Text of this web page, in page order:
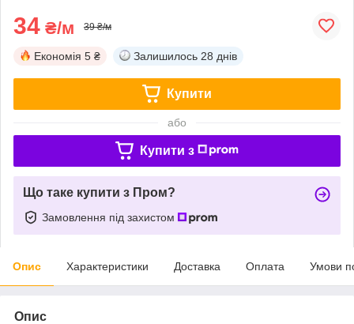
34 ₴/м 39 ₴/м
Економія 5 ₴ Залишилось 28 днів
Купити
або
Купити з
Що таке купити з Пром?
Замовлення під захистом
Опис Характеристики Доставка Оплата Умови
Опис